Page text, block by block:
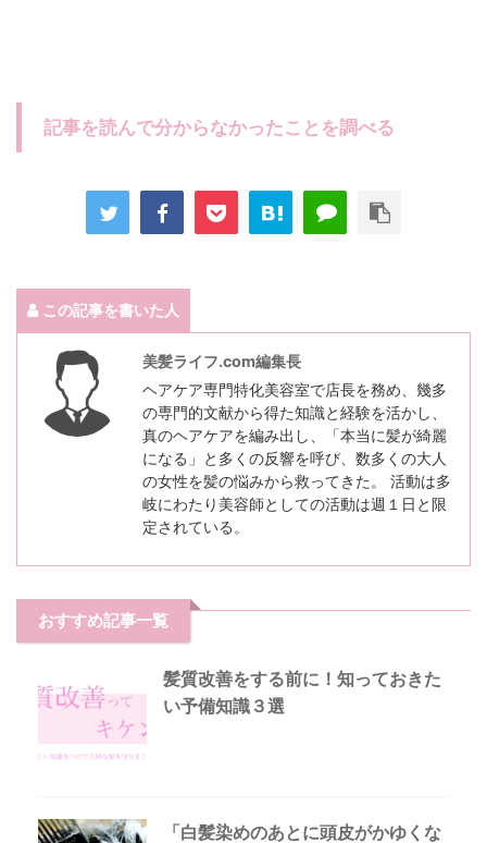
記事を読んで分からなかったことを調べる
この記事を書いた人
美髪ライフ.com編集長
ヘアケア専門特化美容室で店長を務め、幾多
の専門的文献から得た知識と経験を活かし、
真のヘアケアを編み出し、「本当に髪が綺麗
になる」と多くの反響を呼び、数多くの大人
の女性を髪の悩みから救ってきた。 活動は多
岐にわたり美容師としての活動は週１日と限
定されている。
おすすめ記事一覧
髪質改善をする前に！知っておきた
い予備知識３選
「白髪染めのあとに頭皮がかゆくな